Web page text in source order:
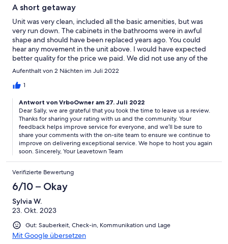
A short getaway
Unit was very clean, included all the basic amenities, but was
very run down. The cabinets in the bathrooms were in awful
shape and should have been replaced years ago. You could
hear any movement in the unit above. I would have expected
better quality for the price we paid. We did not use any of the
outside activities, and understand that these would increase the
Aufenthalt von 2 Nächten im Juli 2022
1
Antwort von VrboOwner am 27. Juli 2022
Dear Sally, we are grateful that you took the time to leave us a review.
Thanks for sharing your rating with us and the community. Your
feedback helps improve service for everyone, and we’ll be sure to
share your comments with the on-site team to ensure we continue to
improve on delivering exceptional service. We hope to host you again
soon. Sincerely, Your Leavetown Team
Verifizierte Bewertung
6/10 – Okay
Sylvia W.
23. Okt. 2023
Gut: Sauberkeit, Check-in, Kommunikation und Lage
Mit Google übersetzen